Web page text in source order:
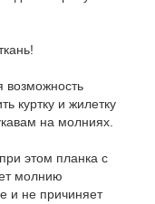
возможность
куртку и жилетку
на молниях.
этом планка с
молнию
и не причиняет